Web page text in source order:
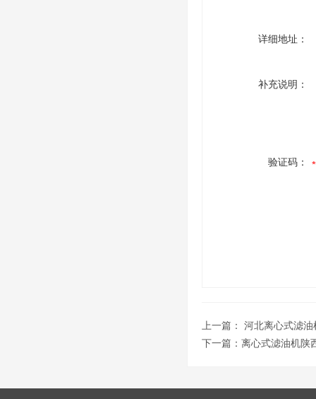
详细地址：
补充说明：
验证码：
上一篇： 河北离心式滤
下一篇： 离心式滤油机陕